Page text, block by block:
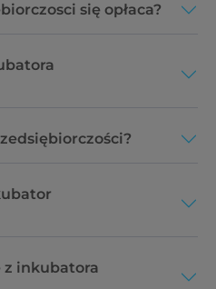
się opłaca?
z inkubatora